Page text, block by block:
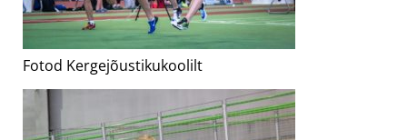
Fotod Kergejõustikukoolilt